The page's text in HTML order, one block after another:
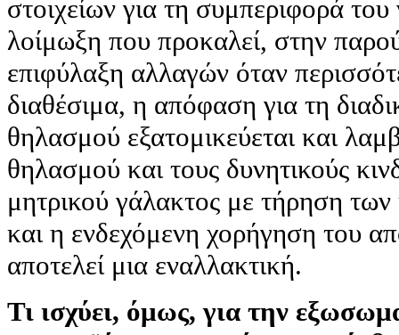
στοιχείων για τη συμπεριφορά
λοίμωξη που προκαλεί, στην
επιφύλαξη αλλαγών όταν
διαθέσιμα, η απόφαση για τη
θηλασμού εξατομικεύεται και
θηλασμού και τους δυνητικούς
μητρικού γάλακτος με τήρηση
και η ενδεχόμενη χορήγηση του
αποτελεί μια εναλλακτική.
Τι ισχύει, όμως, για την